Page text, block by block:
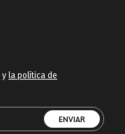
y la política de